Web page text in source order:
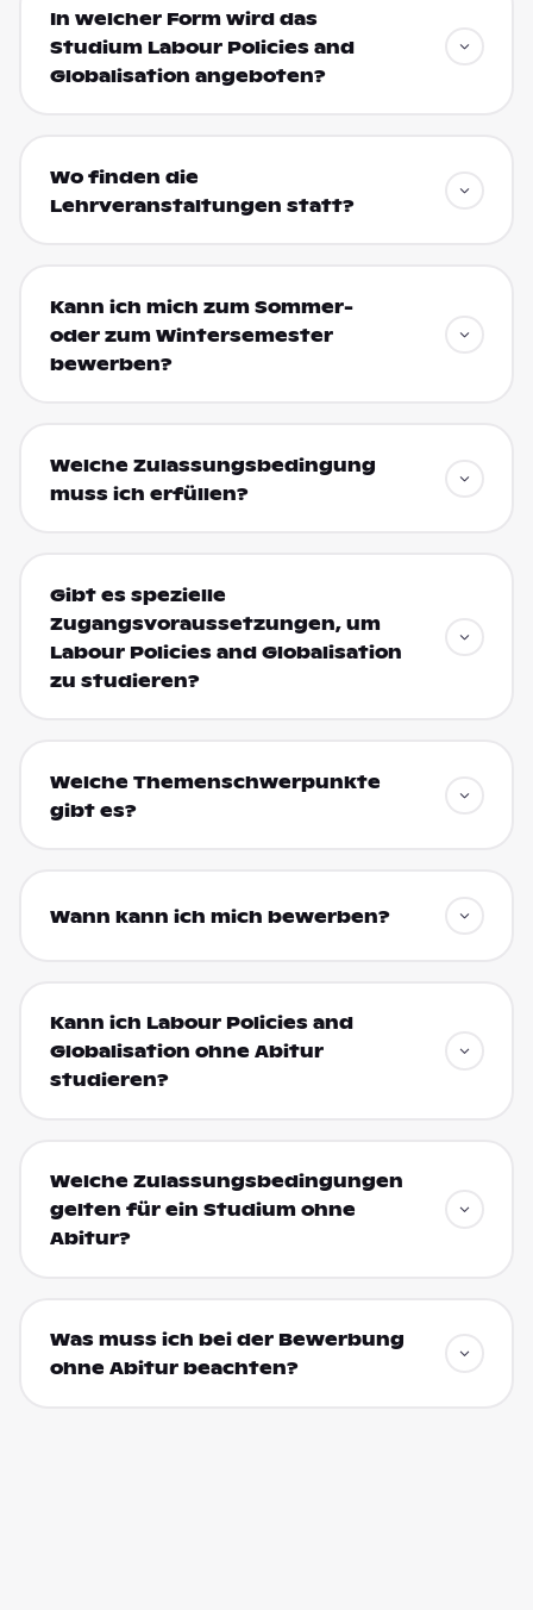
In welcher Form wird das
Studium Labour Policies and
Globalisation angeboten?
Wo finden die
Lehrveranstaltungen statt?
Kann ich mich zum Sommer-
oder zum Wintersemester
bewerben?
Welche Zulassungsbedingung
muss ich erfüllen?
Gibt es spezielle
Zugangsvoraussetzungen, um
Labour Policies and Globalisation
zu studieren?
Welche Themenschwerpunkte
gibt es?
Wann kann ich mich bewerben?
Kann ich Labour Policies and
Globalisation ohne Abitur
studieren?
Welche Zulassungsbedingungen
gelten für ein Studium ohne
Abitur?
Was muss ich bei der Bewerbung
ohne Abitur beachten?